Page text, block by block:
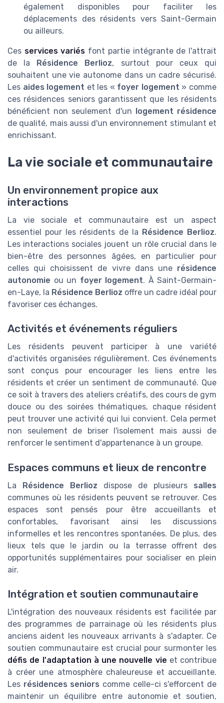
également disponibles pour faciliter les
déplacements des résidents vers Saint-Germain
ou ailleurs.
Ces services variés font partie intégrante de l'attrait
de la Résidence Berlioz, surtout pour ceux qui
souhaitent une vie autonome dans un cadre sécurisé.
Les aides logement et les « foyer logement » comme
ces résidences seniors garantissent que les résidents
bénéficient non seulement d'un logement résidence
de qualité, mais aussi d'un environnement stimulant et
enrichissant.
La vie sociale et communautaire
Un environnement propice aux
interactions
La vie sociale et communautaire est un aspect
essentiel pour les résidents de la Résidence Berlioz.
Les interactions sociales jouent un rôle crucial dans le
bien-être des personnes âgées, en particulier pour
celles qui choisissent de vivre dans une résidence
autonomie ou un foyer logement. À Saint-Germain-
en-Laye, la Résidence Berlioz offre un cadre idéal pour
favoriser ces échanges.
Activités et événements réguliers
Les résidents peuvent participer à une variété
d'activités organisées régulièrement. Ces événements
sont conçus pour encourager les liens entre les
résidents et créer un sentiment de communauté. Que
ce soit à travers des ateliers créatifs, des cours de gym
douce ou des soirées thématiques, chaque résident
peut trouver une activité qui lui convient. Cela permet
non seulement de briser l'isolement mais aussi de
renforcer le sentiment d'appartenance à un groupe.
Espaces communs et lieux de rencontre
La Résidence Berlioz dispose de plusieurs salles
communes où les résidents peuvent se retrouver. Ces
espaces sont pensés pour être accueillants et
confortables, favorisant ainsi les discussions
informelles et les rencontres spontanées. De plus, des
lieux tels que le jardin ou la terrasse offrent des
opportunités supplémentaires pour socialiser en plein
air.
Intégration et soutien communautaire
L'intégration des nouveaux résidents est facilitée par
des programmes de parrainage où les résidents plus
anciens aident les nouveaux arrivants à s'adapter. Ce
soutien communautaire est crucial pour surmonter les
défis de l'adaptation à une nouvelle vie et contribue
à créer une atmosphère chaleureuse et accueillante.
Les résidences seniors comme celle-ci s'efforcent de
maintenir un équilibre entre autonomie et soutien,